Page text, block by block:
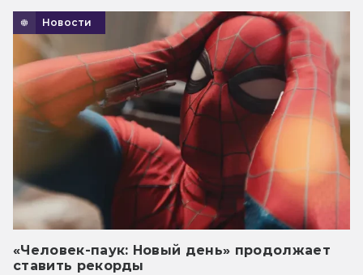
Новости
«Человек-паук: Новый день» продолжает
ставить рекорды